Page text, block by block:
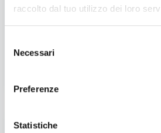
raccolto dal tuo utilizzo dei loro
delNecessari
Preferenze
Statistiche
I prodotti della linea di cibo secco e
di Viaggio hanno formulazioni grain
I nostri valori